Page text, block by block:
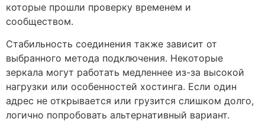
которые прошли проверку временем и
сообществом.
Стабильность соединения также зависит от
выбранного метода подключения. Некоторые
зеркала могут работать медленнее из-за высокой
нагрузки или особенностей хостинга. Если один
адрес не открывается или грузится слишком долго,
логично попробовать альтернативный вариант.